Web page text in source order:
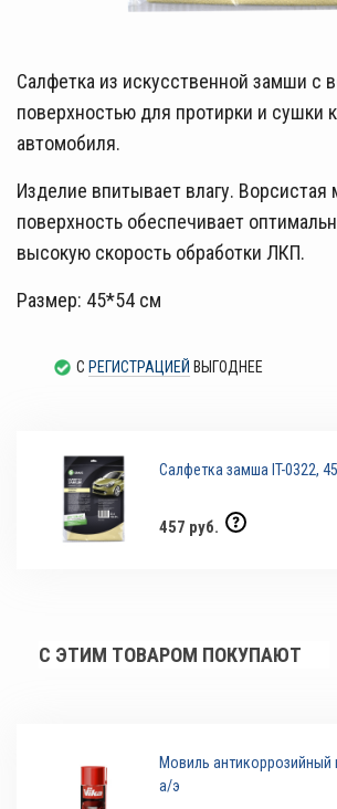
Салфетка из искусственной замши с
поверхностью для протирки и сушки
автомобиля.
Изделие впитывает влагу. Ворсистая
поверхность обеспечивает
высокую скорость обработки ЛКП.
Размер: 45*54 см
С РЕГИСТРАЦИЕЙ ВЫГОДНЕЕ
Салфетка замша IT-0322,
457 руб.
С ЭТИМ ТОВАРОМ ПОКУПАЮТ
Мовиль антикоррозийный
а/э